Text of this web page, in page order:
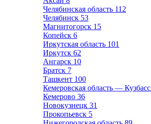
Челябинская область 112
Челябинск 53
Магнитогорск 15
Копейск 6
Иркутская область 101
Иркутск 62
Ангарск 10
Братск 7
Ташкент 100
Кемеровская область — Кузбасс
Кемерово 36
Новокузнецк 31
Прокопьевск 5